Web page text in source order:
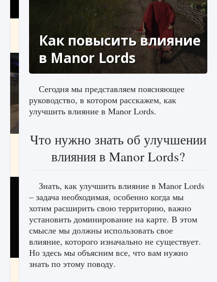
Как получить Thunder Egg в Stardew Valley
9 августа 2024 1 244 0 0
Как исправить неработающие награды For
Как разблокировать чертеж счастливого
Как повысить влияние
в Manor Lords
Сегодня мы представляем поясняющее
руководство, в котором расскажем, как
улучшить влияние в Manor Lords.
Что нужно знать об улучшении
влияния в Manor Lords?
Знать, как улучшить влияние в Manor Lords
– задача необходимая, особенно когда мы
хотим расширить свою территорию, важно
установить доминирование на карте. В этом
смысле мы должны использовать свое
влияние, которого изначально не существует.
Но здесь мы объясним все, что вам нужно
знать по этому поводу.